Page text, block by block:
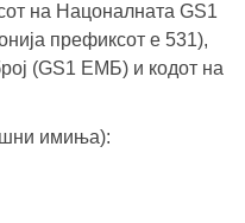
на Нацоналната GS1
префиксот е 531),
(GS1 ЕМБ) и кодот на
имиња):